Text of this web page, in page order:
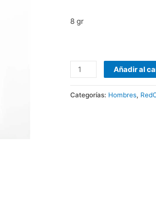
8 gr
Añadir al
Categorías: Hombres,